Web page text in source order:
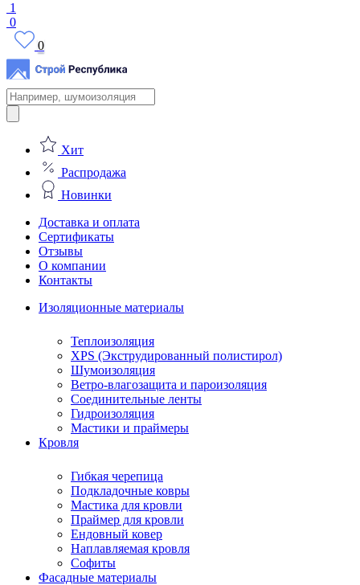
1
0
0
Поиск
товаров
Хит
Распродажа
Новинки
Доставка и оплата
Сертификаты
Отзывы
О компании
Контакты
Изоляционные материалы
Теплоизоляция
XPS (Экструдированный полистирол)
Шумоизоляция
Ветро-влагозащита и пароизоляция
Соединительные ленты
Гидроизоляция
Мастики и праймеры
Кровля
Гибкая черепица
Подкладочные ковры
Мастика для кровли
Праймер для кровли
Ендовный ковер
Наплавляемая кровля
Софиты
Фасадные материалы